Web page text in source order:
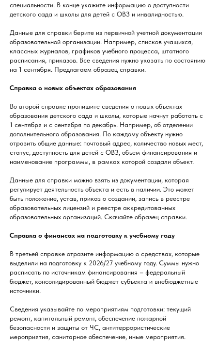
специальности. В конце укажите информацию о доступности
детского сада и школы для детей с ОВЗ и инвалидностью.
Данные для справки берите из первичной учетной документации
образовательной организации. Например, списков учащихся,
классных журналов, графиков учебного процесса, штатного
расписания, приказов. Все сведения нужно указать по состоянию
на 1 сентября. Предлагаем образец справки.
Справка о новых объектах образования
Во второй справке пропишите сведения о новых объектах
образования детского сада и школы, которые начнут работать с
1 сентября и с сентября по декабрь. Например, об отделении
дополнительного образования. По каждому объекту нужно
отразить общие данные: почтовый адрес, количество новых мест,
статус, доступность для детей с ОВЗ, объем финансирования и
наименование программы, в рамках которой создали объект.
Данные для справки можно взять из документации, которая
регулирует деятельность объекта и есть в наличии. Это может
быть положение, устав, приказ о создании, запись в реестре
образовательных лицензий и реестре аккредитованных
образовательных организаций. Скачайте образец справки.
Справка о финансах на подготовку к учебному году
В третьей справке отразите информацию о средствах, которые
выделили на подготовку к 2026/27 учебному году. Суммы нужно
расписать по источникам финансирования – федеральный
бюджет, консолидированный бюджет субъекта и внебюджетные
источники.
Сведения указывайте по мероприятиям подготовки: текущий
ремонт, капитальный ремонт, обеспечение пожарной
безопасности и защиты от ЧС, антитеррористические
мероприятия, санитарное обеспечение, иные мероприятия.